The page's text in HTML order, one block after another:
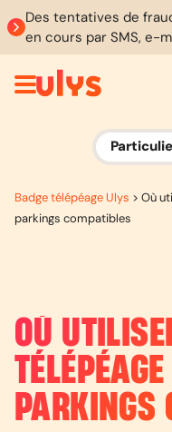
Des tentatives de
en cours par SMS, e-
Badge télépéage Ulys > Où
parkings compatibles
OÙ
PARKINGS